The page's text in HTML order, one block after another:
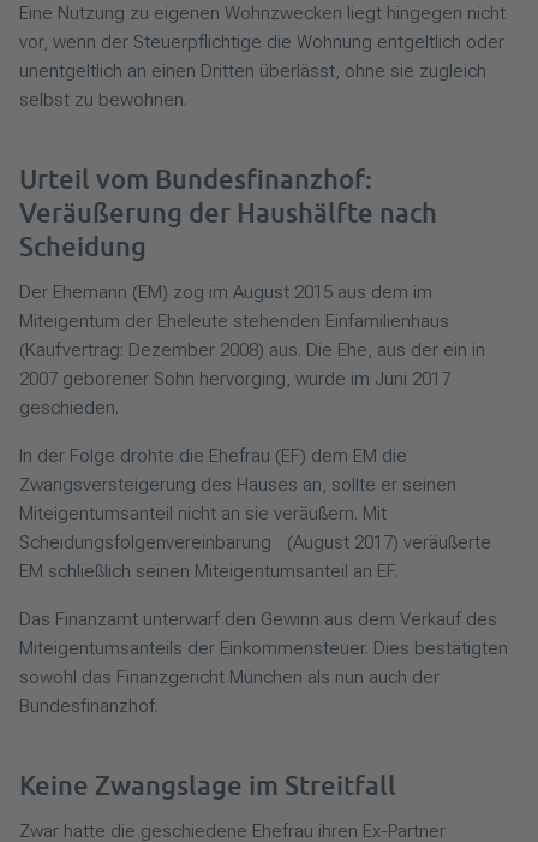
Eine Nutzung zu eigenen Wohnzwecken liegt hingegen nicht
vor, wenn der Steuerpflichtige die Wohnung entgeltlich oder
unentgeltlich an einen Dritten überlässt, ohne sie zugleich
selbst zu bewohnen.
Urteil vom Bundesfinanzhof:
Veräußerung der Haushälfte nach
Scheidung
Der Ehemann (EM) zog im August 2015 aus dem im
Miteigentum der Eheleute stehenden Einfamilienhaus
(Kaufvertrag: Dezember 2008) aus. Die Ehe, aus der ein in
2007 geborener Sohn hervorging, wurde im Juni 2017
geschieden.
In der Folge drohte die Ehefrau (EF) dem EM die
Zwangsversteigerung des Hauses an, sollte er seinen
Miteigentumsanteil nicht an sie veräußern. Mit
Scheidungsfolgenvereinbarung (August 2017) veräußerte
EM schließlich seinen Miteigentumsanteil an EF.
Das Finanzamt unterwarf den Gewinn aus dem Verkauf des
Miteigentumsanteils der Einkommensteuer. Dies bestätigten
sowohl das Finanzgericht München als nun auch der
Bundesfinanzhof.
Keine Zwangslage im Streitfall
Zwar hatte die geschiedene Ehefrau ihren Ex-Partner